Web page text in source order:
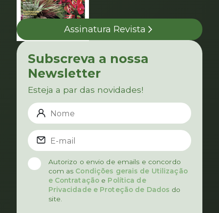
Assinatura Revista
Subscreva a nossa
Newsletter
Esteja a par das novidades!
Autorizo o envio de emails e concordo
com as Condições gerais de Utilização
e Contratação e Política de
Privacidade e Proteção de Dados do
site.